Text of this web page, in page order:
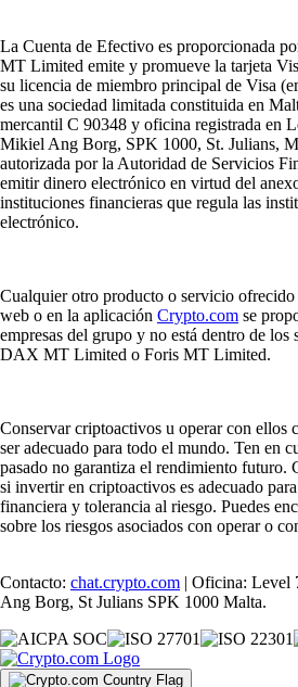
La Cuenta de Efectivo es proporcionada
MT Limited emite y promueve la tarjeta
su licencia de miembro principal de Visa
es una sociedad limitada constituida en
mercantil C 90348 y oficina registrada en
Mikiel Ang Borg, SPK 1000, St. Julians,
autorizada por la Autoridad de Servicios
emitir dinero electrónico en virtud del
instituciones financieras que regula las
electrónico.
Cualquier otro producto o servicio ofrecido
web o en la aplicación Crypto.com se
empresas del grupo y no está dentro de
DAX MT Limited o Foris MT Limited.
Conservar criptoactivos u operar con ellos
ser adecuado para todo el mundo. Ten en
pasado no garantiza el rendimiento futuro.
si invertir en criptoactivos es adecuado
financiera y tolerancia al riesgo. Puedes
sobre los riesgos asociados con operar o
Contacto: chat.crypto.com | Oficina: Level
Ang Borg, St Julians SPK 1000 Malta.